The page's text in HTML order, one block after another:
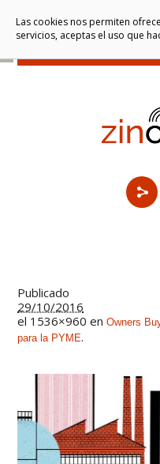
Publicado
29/10/2016
el 1536×960 enOwners
para la PYME.
Las cookies nos permiten
servicios, aceptas el uso que